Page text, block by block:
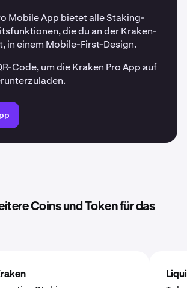
Mobile App bietet alle Staking-
die du an der Kraken-
in einem Mobile-First-Design.
Code, um die Kraken Pro App auf
Coins und Token für das